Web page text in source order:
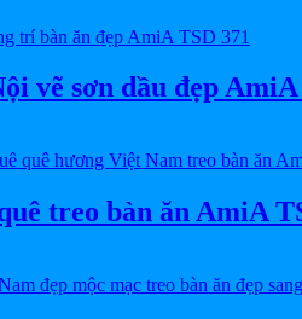
vẽ sơn dầu đẹp AmiA
treo bàn ăn AmiA